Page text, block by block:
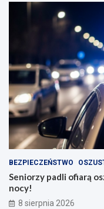
BEZPIECZEŃSTWO
Seniorzy padli ofiarą
nocy!
8 sierpnia 2026